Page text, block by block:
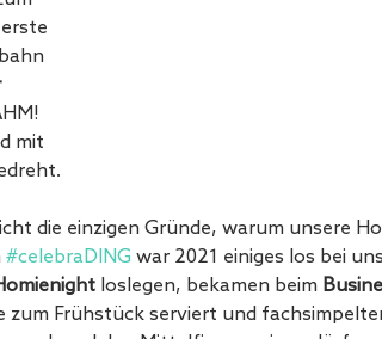
mit
die einzigen Gründe, warum unsere
#celebraDING war 2021 einiges los bei
loslegen, bekamen beim
Frühstück serviert und